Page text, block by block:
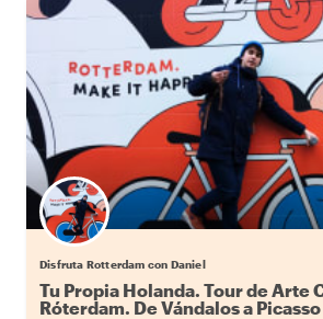
Disfruta Rotterdam con Daniel
Tu Propia Holanda. Tour de Arte
Róterdam. De Vándalos a Picasso